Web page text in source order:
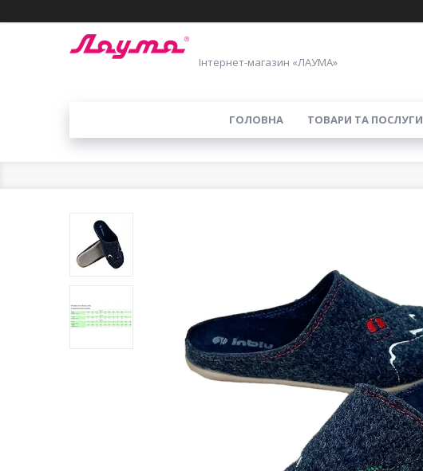
Інтернет-магазин «ЛАУМА»
ГОЛОВНА ТОВАРИ ТА ПОСЛУГИ